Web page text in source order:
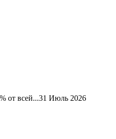
от всей...31 Июль 2026